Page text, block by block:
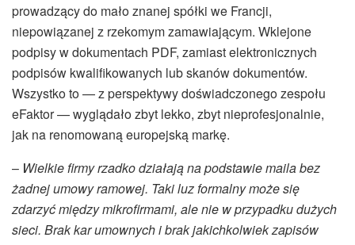
prowadzący do mało znanej spółki we Francji,
niepowiązanej z rzekomym zamawiającym. Wklejone
podpisy w dokumentach PDF, zamiast elektronicznych
podpisów kwalifikowanych lub skanów dokumentów.
Wszystko to — z perspektywy doświadczonego zespołu
eFaktor — wyglądało zbyt lekko, zbyt nieprofesjonalnie,
jak na renomowaną europejską markę.
– Wielkie firmy rzadko działają na podstawie maila bez
żadnej umowy ramowej. Taki luz formalny może się
zdarzyć między mikrofirmami, ale nie w przypadku dużych
sieci. Brak kar umownych i brak jakichkolwiek zapisów